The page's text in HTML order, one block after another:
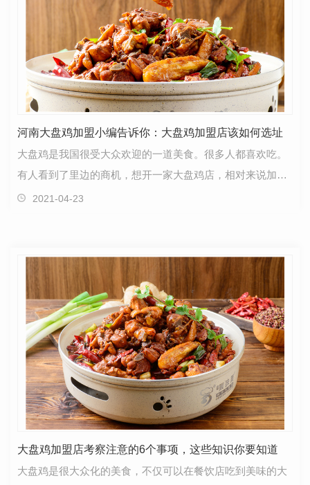
河南大盘鸡加盟小编告诉你：大盘鸡加盟店该如何选址
大盘鸡是我国很受大众欢迎的一道美食。很多人都喜欢吃。
有人看到了里边的商机，想开一家大盘鸡店，相对来说加盟
的风险比自己创业要小很多，技术、设备、人才都可以…
2021-04-23
大盘鸡加盟店考察注意的6个事项，这些知识你要知道
大盘鸡是很大众化的美食，不仅可以在餐饮店吃到美味的大